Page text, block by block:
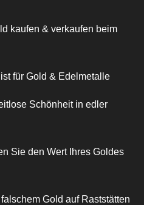
kaufen & verkaufen beim
für Gold & Edelmetalle
Schönheit in edler
Sie den Wert Ihres Goldes
Gold auf Raststätten